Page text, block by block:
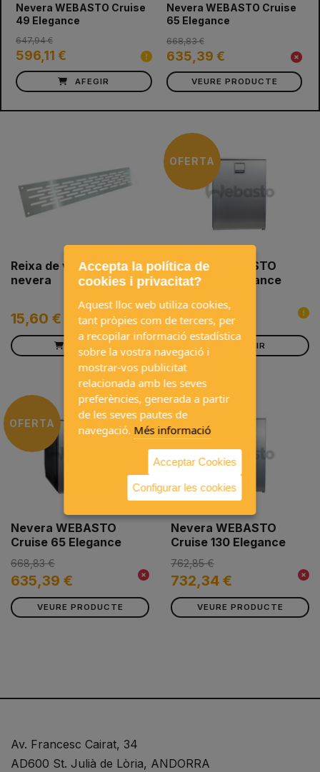
Nevera WEBASTO Cruise
49 Elegance
596,11 €
647,94 €
AFEGIR
Nevera WEBASTO Cruise
65 Elegance
635,39 €
668,83 €
VEURE PRODUCTE
Reixa de ventilació per
nevera
15,60 €
AFEGIR
OFERTA
Nevera WEBASTO
Cruise 49 Elegance
596,11 €
647,94 €
AFEGIR
OFERTA
Nevera WEBASTO
Cruise 65 Elegance
635,39 €
668,83 €
VEURE PRODUCTE
OFERTA
Nevera WEBASTO
Cruise 130 Elegance
732,34 €
762,85 €
VEURE PRODUCTE
Av. Francesc Cairat, 34
AD600 St. Julià de Lòria, ANDORRA
Accepta la política de
cookies i privacitat?
Aquest lloc web utiliza cookies,
tant pròpies com de tercers, per
a recopilar informació estadística
sobre la vostra navegació i
mostrar-vos publicitat
relacionada amb les seves
preferències, generada a partir
de les seves pautes de
navegació. Més informació
Acceptar Cookies
Configurar les cookies